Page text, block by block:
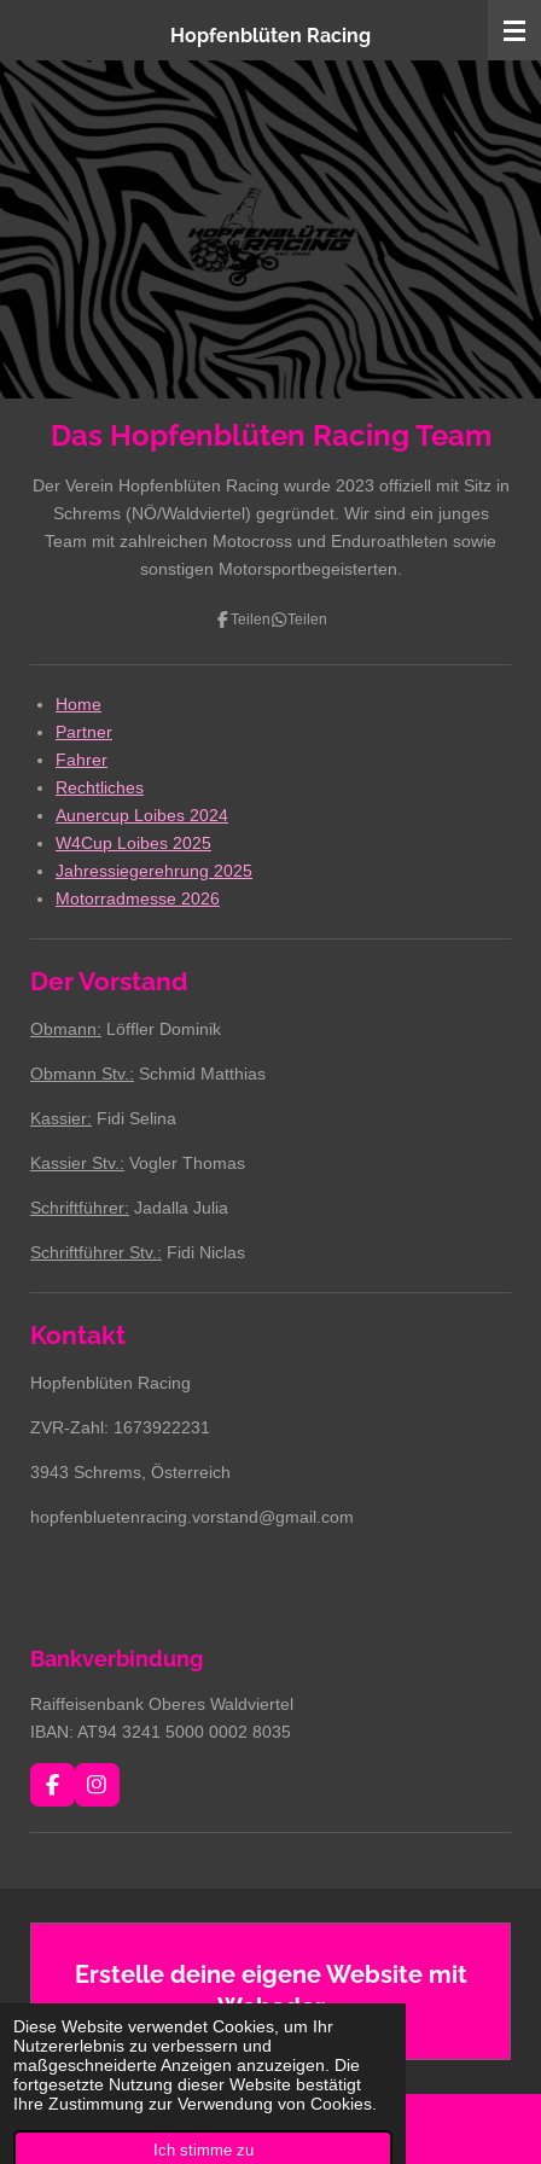
Diese Website verwendet Cookies, um Ihr
Nutzererlebnis zu verbessern und
maßgeschneiderte Anzeigen anzuzeigen. Die
fortgesetzte Nutzung dieser Website bestätigt
Ihre Zustimmung zur Verwendung von Cookies.
Ich stimme zu
springen
Hopfenblüten Racing
Das Hopfenblüten Racing Team
Der Verein Hopfenblüten Racing wurde 2023 offiziell mit Sitz in
Schrems (NÖ/Waldviertel) gegründet. Wir sind ein junges
Team mit zahlreichen Motocross und Enduroathleten sowie
sonstigen Motorsportbegeisterten.
Teilen Teilen
Home
Partner
Fahrer
Rechtliches
Aunercup Loibes 2024
W4Cup Loibes 2025
Jahressiegerehrung 2025
Motorradmesse 2026
Der Vorstand
Obmann: Löffler Dominik
Obmann Stv.: Schmid Matthias
Kassier: Fidi Selina
Kassier Stv.: Vogler Thomas
Schriftführer: Jadalla Julia
Schriftführer Stv.: Fidi Niclas
Kontakt
Hopfenblüten Racing
ZVR-Zahl: 1673922231
3943 Schrems, Österreich
hopfenbluetenracing.vorstand@gmail.com
Bankverbindung
Raiffeisenbank Oberes Waldviertel
IBAN: AT94 3241 5000 0002 8035
F
a
c
k
I
n
s
a
Erstelle deine eigene Website mit
Webador
© 2024 - 2026 Hopfenblüten Racing
Mit Unterstützung von Webador